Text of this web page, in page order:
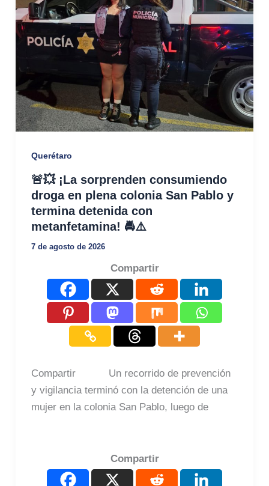
Querétaro
🚨💥 ¡La sorprenden consumiendo
droga en plena colonia San Pablo y
termina detenida con
metanfetamina! 🚔⚠️
7 de agosto de 2026
Compartir
Compartir Un recorrido de prevención
y vigilancia terminó con la detención de una
mujer en la colonia San Pablo, luego de
Compartir